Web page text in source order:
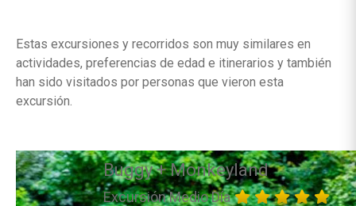
Estas excursiones y recorridos son muy similares en
actividades, preferencias de edad e itinerarios y también
han sido visitados por personas que vieron esta
excursión.
Buggy + Monkeyland
Excursión Medio Día